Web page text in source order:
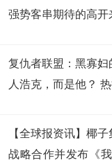
强势客串期待的高开
复仇者联盟：黑寡
人浩克，而是他？
【全球报资讯】椰
战略合作并发布《